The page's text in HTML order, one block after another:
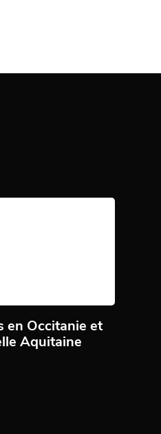
en Occitanie et
Aquitaine